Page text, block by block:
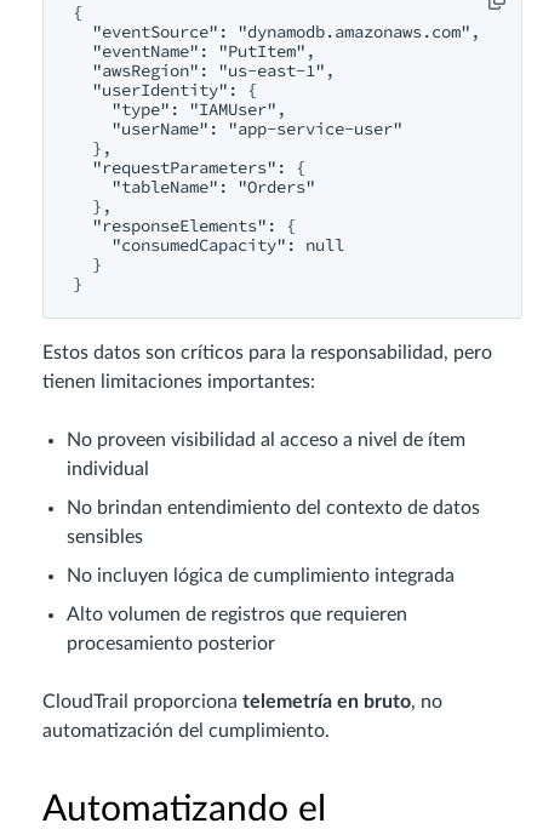
{
  "eventSource": "dynamodb.amazonaws.com",
  "eventName": "PutItem",
  "awsRegion": "us-east-1",
  "userIdentity": {
    "type": "IAMUser",
    "userName": "app-service-user"
  },
  "requestParameters": {
    "tableName": "Orders"
  },
  "responseElements": {
    "consumedCapacity": null
  }
Estos datos son críticos para la responsabilidad, pero
tienen limitaciones importantes:
No proveen visibilidad al acceso a nivel de ítem
individual
No brindan entendimiento del contexto de datos
sensibles
No incluyen lógica de cumplimiento integrada
Alto volumen de registros que requieren
procesamiento posterior
CloudTrail proporciona telemetría en bruto, no
automatización del cumplimiento.
Automatizando el